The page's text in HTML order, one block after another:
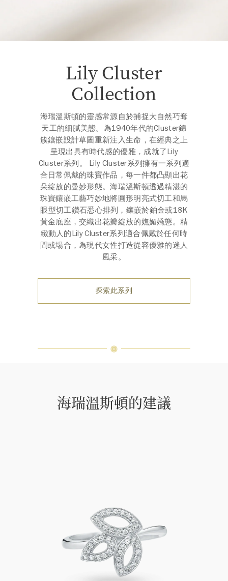
Lily Cluster
Collection
海瑞溫斯頓的靈感常源自於捕捉大自然巧奪
天工的細膩美態。為1940年代的Cluster錦
簇鑲嵌設計草圖重新注入生命，在經典之上
呈現出具有時代感的優雅，成就了Lily
Cluster系列。 Lily Cluster系列擁有一系列適
合日常佩戴的珠寶作品，每一件都凸顯出花
朵綻放的曼妙形態。海瑞溫斯頓透過精湛的
珠寶鑲嵌工藝巧妙地將圓形明亮式切工和馬
眼型切工鑽石悉心排列，鑲嵌於鉑金或18K
黃金底座，交織出花瓣綻放的嫵媚嬌態。精
緻動人的Lily Cluster系列適合佩戴於任何時
間或場合，為現代女性打造從容優雅的迷人
風采。
探索此系列
海瑞溫斯頓的建議